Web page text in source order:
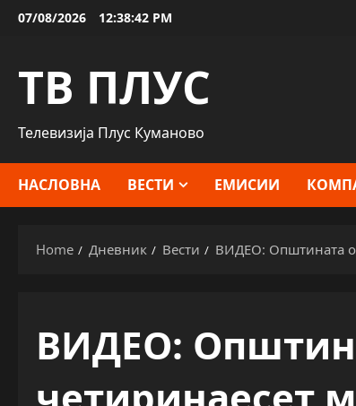
Skip07/08/2026 12:38:43 PM
ТВ ПЛУС
Телевизија Плус Куманово
НАСЛОВНА ВЕСТИ ЕМИСИИ
Home Дневник Вести ВИДЕО: Општината
ВИДЕО: